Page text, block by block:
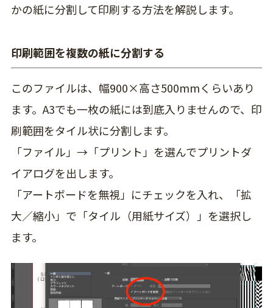
かの紙に分割して印刷する方法を解説します。
印刷範囲を複数の紙に分割する
このファイルは、幅900×高さ500mmくらいあり
ます。 A3でも一枚の紙には到底入りませんので、印
刷範囲をタイル状に分割します。
「ファイル」→「プリント」 を選んでプリントダ
イアログを出します。
「アートボードを無視」にチェックを入れ、「拡
大／縮小」で「タイル（用紙サイズ）」を選択し
ます。